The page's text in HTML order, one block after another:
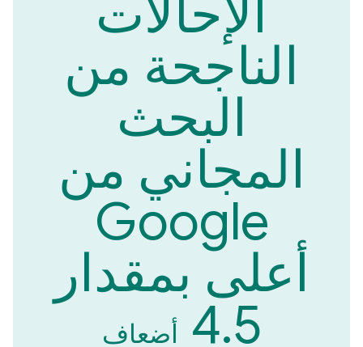
الإحالات
الناجحة من
البحث
المجاني من
Google
أعلى بمقدار
4.5 أضعاف